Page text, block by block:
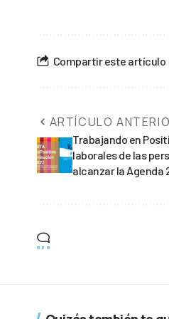
Compartir este artículo
ARTÍCULO
Trabajando en
laborales de las
alcanzar la Agenda